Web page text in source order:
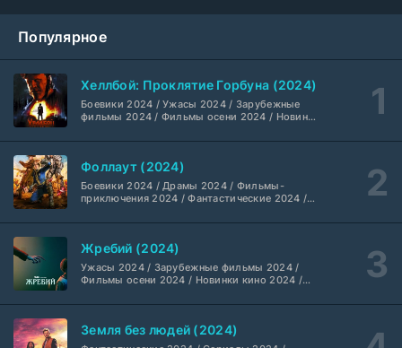
Анна медиум (2021-2026)
Преступление с низким IQ (2026)
1 сезон
24 серия
DubLik.TV
Страна боев (2026)
1 сезон
Coldfilm
Рыцарь Семи Королевств (2026)
1 сезон
6 серия
Популярное
Хеллбой: Проклятие Горбуна (2024)
Боевики 2024 / Ужасы 2024 / Зарубежные
фильмы 2024 / Фильмы осени 2024 / Новинки
2024 / Американские фильмы / Фильмы
высоким рейтингом / Интересные фильмы /
Крутые фильмы / Популярные фильмы
Фоллаут (2024)
Боевики 2024 / Драмы 2024 / Фильмы-
приключения 2024 / Фантастические 2024 /
смотреть / Сериалы в 4K UHD / Американские
Жребий (2024)
Ужасы 2024 / Зарубежные фильмы 2024 /
Фильмы осени 2024 / Новинки кино 2024 /
Американские фильмы / Фильмы смотреть /
фильмы / Крутые фильмы / Популярные
фильмы
Земля без людей (2024)